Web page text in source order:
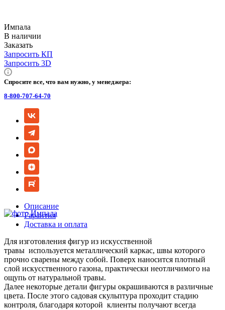
Импала
В наличии
Заказать
Запросить КП
Запросить 3D
Спросите все, что вам нужно, у менеджера:
8-800-707-64-70
Описание
Гарантия
Доставка и оплата
Для изготовления фигур из искусственной
травы используется металлический каркас, швы которого
прочно сварены между собой. Поверх наносится плотный
слой искусственного газона, практически неотличимого на
ощупь от натуральной травы.
Далее некоторые детали фигуры окрашиваются в различные
цвета. После этого садовая скульптура проходит стадию
контроля, благодаря которой клиенты получают всегда